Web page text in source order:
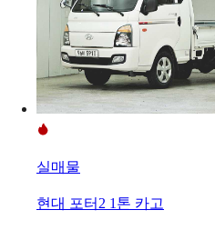
실매물
현대 포터2 1톤 카고